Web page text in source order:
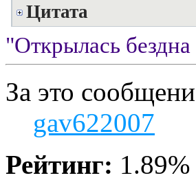
Цитата
"Открылась бездна
За это
gav622007
Рейтинг: 1.89%